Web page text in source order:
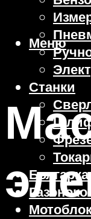
Станки
Болгарка
Меню